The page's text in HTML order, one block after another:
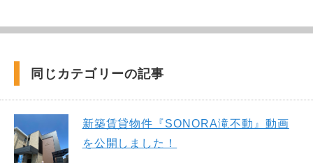
同じカテゴリーの記事
新築賃貸物件『SONORA滝不動』動画
を公開しました！